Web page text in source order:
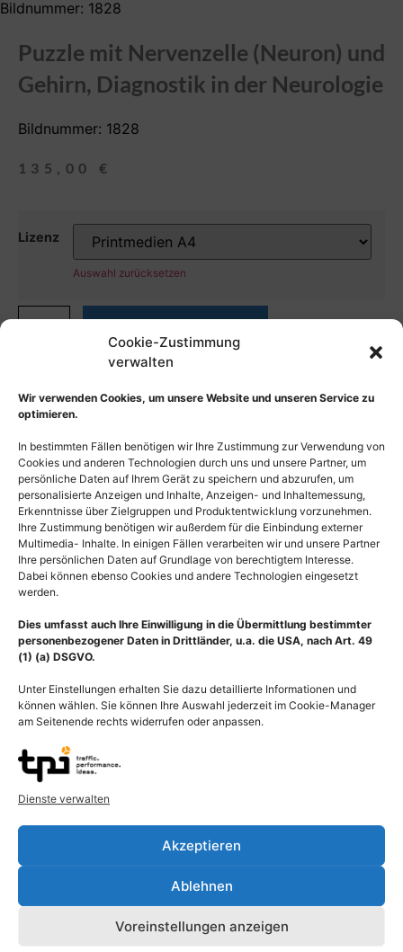
Cookie-Zustimmung
verwalten
Wir verwenden Cookies, um unsere Website und unseren Service zu
optimieren.
In bestimmten Fällen benötigen wir Ihre Zustimmung zur Verwendung von
Cookies und anderen Technologien durch uns und unsere Partner, um
persönliche Daten auf Ihrem Gerät zu speichern und abzurufen, um
personalisierte Anzeigen und Inhalte, Anzeigen- und Inhaltemessung,
Erkenntnisse über Zielgruppen und Produktentwicklung vorzunehmen.
Ihre Zustimmung benötigen wir außerdem für die Einbindung externer
Multimedia- Inhalte. In einigen Fällen verarbeiten wir und unsere Partner
Ihre persönlichen Daten auf Grundlage von berechtigtem Interesse.
Dabei können ebenso Cookies und andere Technologien eingesetzt
werden.
Dies umfasst auch Ihre Einwilligung in die Übermittlung bestimmter
personenbezogener Daten in Drittländer, u.a. die USA, nach Art. 49
(1) (a) DSGVO.
Unter Einstellungen erhalten Sie dazu detaillierte Informationen und
können wählen. Sie können Ihre Auswahl jederzeit im Cookie-Manager
am Seitenende rechts widerrufen oder anpassen.
Dienste verwalten
Akzeptieren
Ablehnen
Voreinstellungen anzeigen
Bildnummer: 1828
Puzzle mit Nervenzelle (Neuron) und
Gehirn, Diagnostik in der Neurologie
Bildnummer: 1828
135,00 €
Lizenz
Auswahl zurücksetzen
Die diagnostischen Verfahren bei neurologischen Erkrankungen
sind so vielfältig wie die Krankheitsbilder, die zu diesem
Fachgebiet zählen. Die Neurologie ist die Lehre von den
Erkrankungen des Nervensystems. Das Nervensystem (Systema